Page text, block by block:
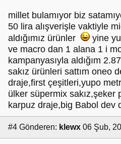
millet bulamıyor biz
50 lira alışverişle vaktiyle
aldığımız ürünler
yine
ve macro dan 1 alana 1 i
kampanyasıyla aldığım
sakız ürünleri sattım oneo
draje,first çeşitleri,yupo
ülker süpermix sakız,şeker
karpuz draje,big Babol dev
#4 Gönderen: klewx 06 Şub,